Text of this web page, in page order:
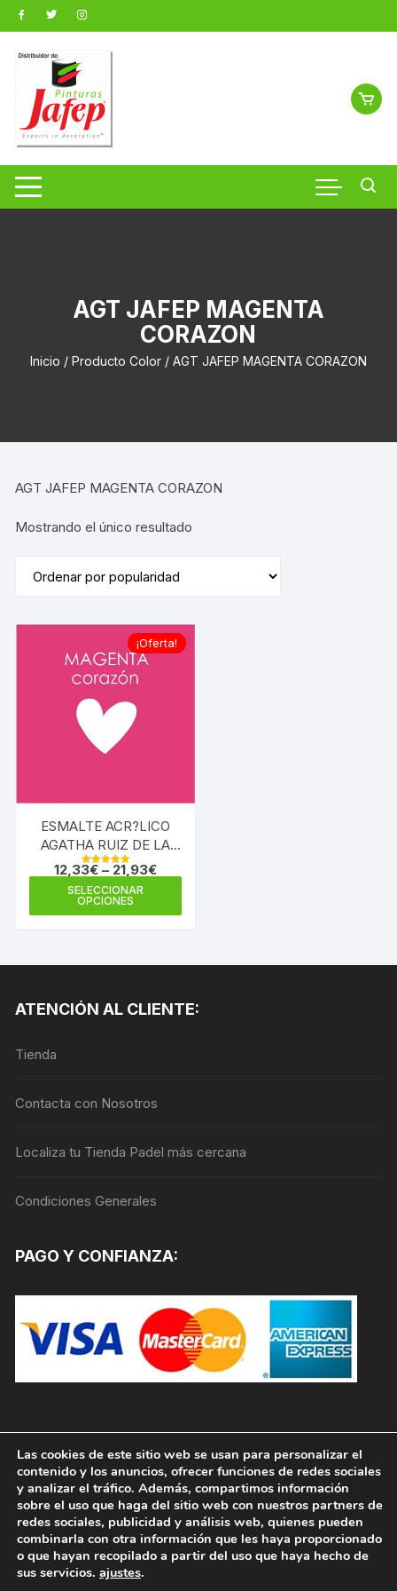
Saltar
al
contenido
AGT JAFEP MAGENTA
CORAZON
Inicio / Producto Color / AGT JAFEP MAGENTA CORAZON
AGT JAFEP MAGENTA CORAZON
Mostrando el único resultado
¡Oferta!
ESMALTE ACR?LICO
AGATHA RUIZ DE LA
PRADA MAGENTA
CORAZON
Valorado en
de 5
12,33€ – 21,93€
SELECCIONAR
OPCIONES
opciones
ATENCIÓN AL CLIENTE:
Tienda
Contacta con Nosotros
Localiza tu Tienda Padel más cercana
Condiciones Generales
PAGO Y CONFIANZA:
Copyright © 2026, PINTURAS JAFEP |
Las cookies de este sitio web se usan para personalizar el
contenido y los anuncios, ofrecer funciones de redes sociales
y analizar el tráfico. Además, compartimos información
sobre el uso que haga del sitio web con nuestros partners de
redes sociales, publicidad y análisis web, quienes pueden
combinarla con otra información que les haya proporcionado
o que hayan recopilado a partir del uso que haya hecho de
sus servicios. ajustes.